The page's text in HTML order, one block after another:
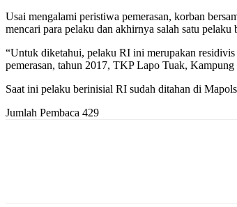
Usai mengalami peristiwa pemerasan, korban
mencari para pelaku dan akhirnya salah satu pelaku
“Untuk diketahui, pelaku RI ini merupakan
pemerasan, tahun 2017, TKP Lapo Tuak,
Saat ini pelaku berinisial RI sudah ditahan di
Jumlah Pembaca 429